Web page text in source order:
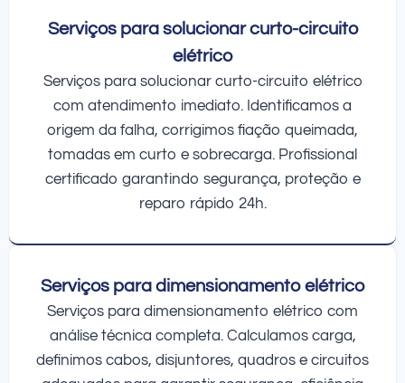
Serviços para solucionar curto-circuito
elétrico
Serviços para solucionar curto-circuito elétrico
com atendimento imediato. Identificamos a
origem da falha, corrigimos fiação queimada,
tomadas em curto e sobrecarga. Profissional
certificado garantindo segurança, proteção e
reparo rápido 24h.
Serviços para dimensionamento elétrico
Serviços para dimensionamento elétrico com
análise técnica completa. Calculamos carga,
definimos cabos, disjuntores, quadros e circuitos